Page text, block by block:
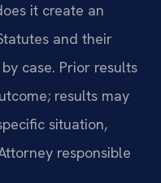
it create an
and their
case. Prior results
results may
situation,
responsible